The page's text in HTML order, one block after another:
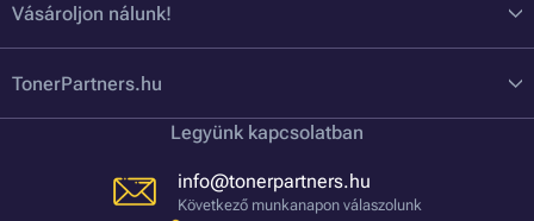
Vásároljon nálunk!
TonerPartners.hu
Legyünk kapcsolatban
info@tonerpartners.hu
Következő munkanapon válaszolunk